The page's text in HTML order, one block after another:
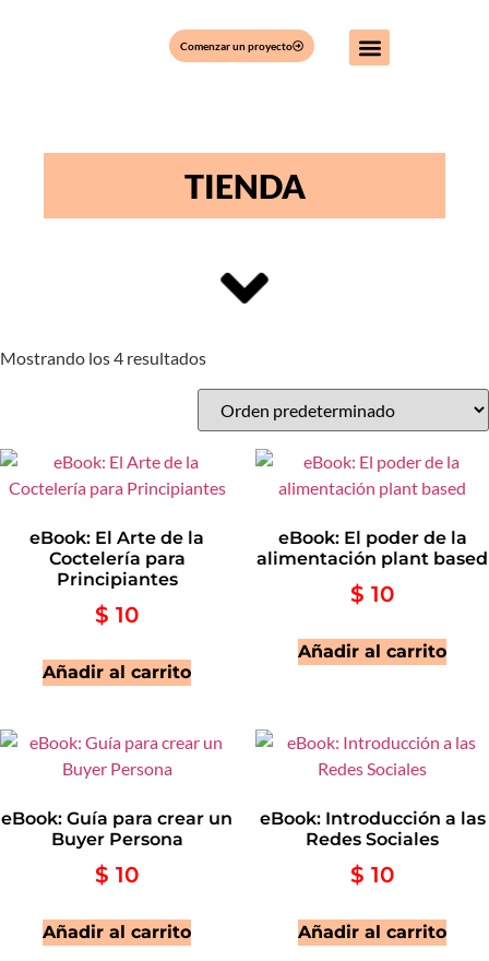
Comenzar un proyecto
TIENDA
Mostrando los 4 resultados
eBook: El Arte de la
Coctelería para
Principiantes
$ 10
Añadir al carrito
eBook: El poder de la
alimentación plant based
$ 10
Añadir al carrito
eBook: Guía para crear un
Buyer Persona
$ 10
Añadir al carrito
eBook: Introducción a las
Redes Sociales
$ 10
Añadir al carrito